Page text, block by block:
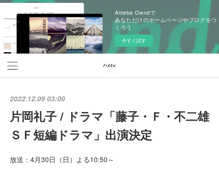
Ameba Owndで
あなただけのホームページやブログをつ
くろう
今すぐ試す
2022.12.09 03:00
片岡礼子 / ドラマ「藤子・Ｆ・不二雄
ＳＦ短編ドラマ」出演決定
放送：4月30日（日）よる10:50～